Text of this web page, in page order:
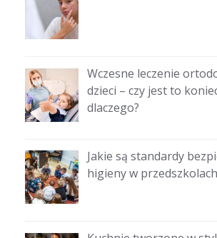
Wczesne leczenie
dzieci – czy jest to
dlaczego?
Jakie są standardy
higieny w